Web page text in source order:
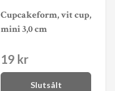
Cupcakeform, vit cup,
mini 3,0 cm
19 kr
Slutsålt